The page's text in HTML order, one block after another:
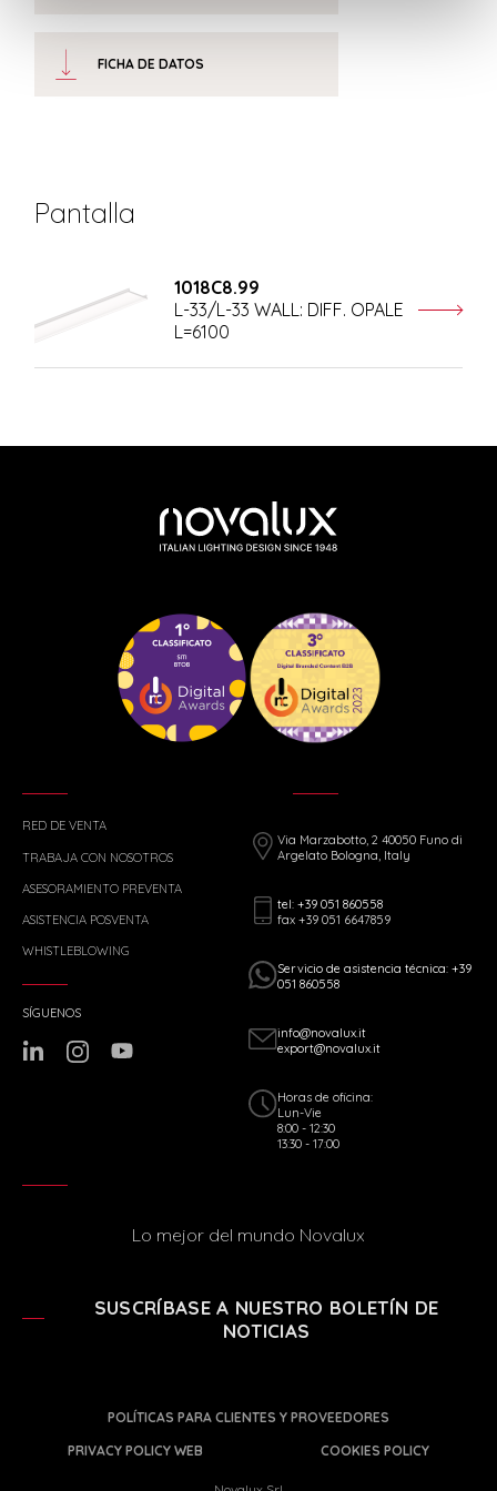
FICHA DE DATOS
Pantalla
1018C8.99
L-33/L-33 WALL: DIFF. OPALE
L=6100
RED DE VENTA
TRABAJA CON NOSOTROS
ASESORAMIENTO PREVENTA
ASISTENCIA POSVENTA
WHISTLEBLOWING
Via Marzabotto, 2 40050 Funo di
Argelato Bologna, Italy
tel: +39 051 860558
fax +39 051 6647859
Servicio de asistencia técnica: +39
051 860558
info@novalux.it
export@novalux.it
Horas de oficina:
Lun-Vie
8:00 - 12:30
13:30 - 17:00
SÍGUENOS
Lo mejor del mundo Novalux
SUSCRÍBASE A NUESTRO BOLETÍN DE
NOTICIAS
POLÍTICAS PARA CLIENTES Y PROVEEDORES
PRIVACY POLICY WEB
COOKIES POLICY